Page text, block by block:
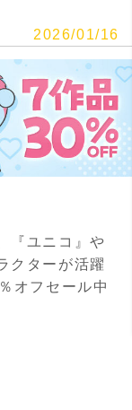
2026/01/16
『ユニコ』や
クターが活躍
オフセール中